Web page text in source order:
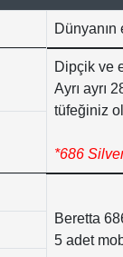
Dünyanın
Dipçik ve
Ayrı ayrı
tüfeğiniz
*686
Beretta
5 adet